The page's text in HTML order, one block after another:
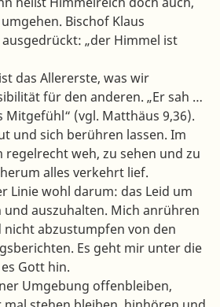
Bischof Klaus
„der Himmel ist
das Allererste, was wir
für den anderen. „Er sah …
(vgl. Matthäus 9,36).
und sich berühren lassen. Im
regelrecht weh, zu sehen und zu
alles verkehrt lief.
Linie wohl darum: das Leid um
und auszuhalten. Mich anrühren
nicht abzustumpfen von den
Es geht mir unter die
Gott hin.
Umgebung offenbleiben,